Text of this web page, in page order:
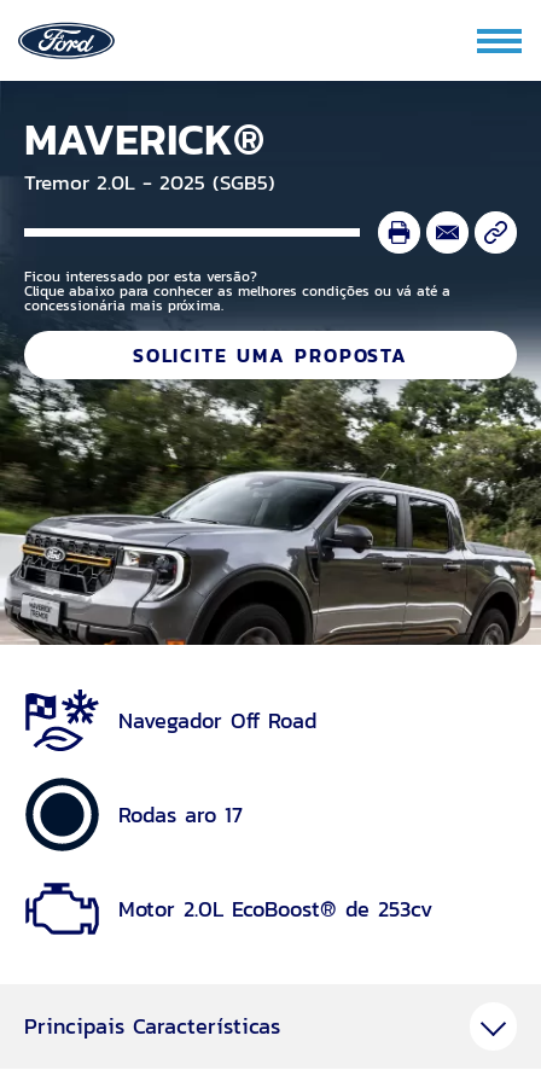
MAVERICK®
Tremor 2.0L - 2025 (SGB5)
Ficou interessado por esta versão?
Clique abaixo para conhecer as melhores condições ou vá até a
concessionária mais próxima.
SOLICITE UMA PROPOSTA
Navegador Off Road
Rodas aro 17
Motor 2.0L EcoBoost® de 253cv
Principais Características